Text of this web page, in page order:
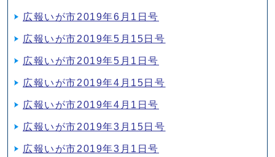
広報いが市2019年6月1日号
広報いが市2019年5月15日号
広報いが市2019年5月1日号
広報いが市2019年4月15日号
広報いが市2019年4月1日号
広報いが市2019年3月15日号
広報いが市2019年3月1日号